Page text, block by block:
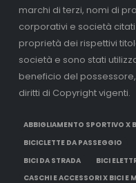
marchi di terzi, nomi di
corporativi e società
proprietà dei rispettivi
società e sono stati
beneficio del
diritti di Copyright vigenti.
ABBIGLIAMENTO SPORTIVO X
BICICLETTE DA PASSEGGIO
BICI DA STRADA
BICI
CASCHI E ACCESSORI X BICI E